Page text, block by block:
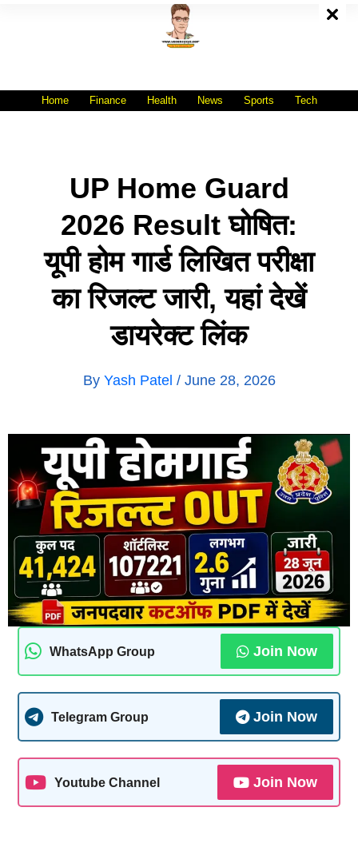
Home Finance Health News Sports Tech
UP Home Guard
2026 Result घोषित:
यूपी होम गार्ड लिखित परीक्षा
का रिजल्ट जारी, यहां देखें
डायरेक्ट लिंक
By Yash Patel / June 28, 2026
WhatsApp Group Join Now
Telegram Group Join Now
Youtube Channel Join Now